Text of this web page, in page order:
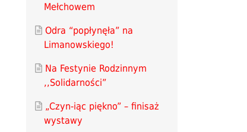
Mełchowem
Odra “popłynęła” na
Limanowskiego!
Na Festynie Rodzinnym
,,Solidarności”
„Czyn-iąc piękno” – finisaż
wystawy